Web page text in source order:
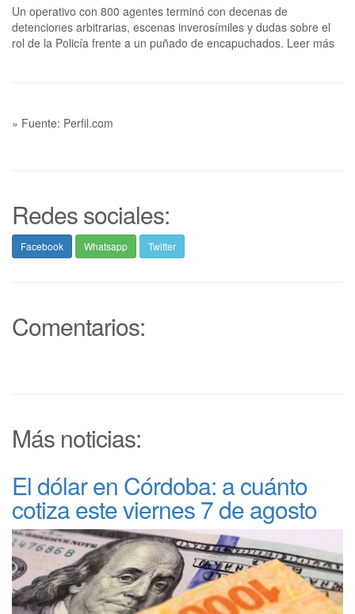
Un operativo con 800 agentes terminó con decenas de
detenciones arbitrarias, escenas inverosímiles y dudas sobre el
rol de la Policía frente a un puñado de encapuchados. Leer más
» Fuente: Perfil.com
Redes sociales:
Facebook Whatsapp Twitter
Comentarios:
Más noticias:
El dólar en Córdoba: a cuánto
cotiza este viernes 7 de agosto